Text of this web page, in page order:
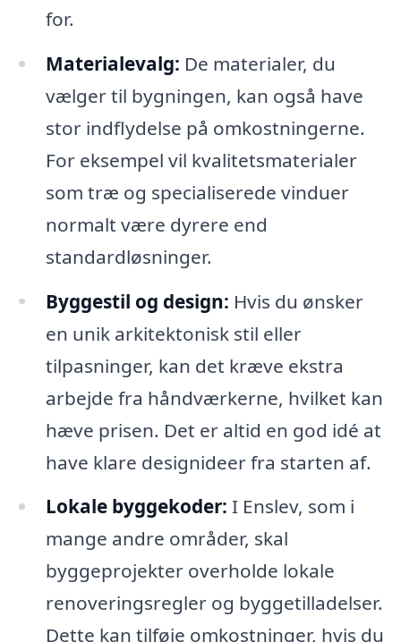
for.
Materialevalg: De materialer, du
vælger til bygningen, kan også have
stor indflydelse på omkostningerne.
For eksempel vil kvalitetsmaterialer
som træ og specialiserede vinduer
normalt være dyrere end
standardløsninger.
Byggestil og design: Hvis du ønsker
en unik arkitektonisk stil eller
tilpasninger, kan det kræve ekstra
arbejde fra håndværkerne, hvilket kan
hæve prisen. Det er altid en god idé at
have klare designideer fra starten af.
Lokale byggekoder: I Enslev, som i
mange andre områder, skal
byggeprojekter overholde lokale
renoveringsregler og byggetilladelser.
Dette kan tilføje omkostninger, hvis du